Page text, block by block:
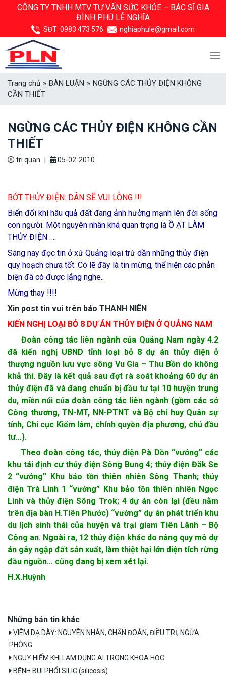
CÔNG TY TNHH MTV TƯ VẤN SỨC KHỎE – BÁC SĨ GIA
ĐÌNH PHÚ LỄ NGHĨA
SĐT: 0983 473 576 nghiaphule@gmail.com
Trang chủ » BÀN LUẬN » NGỪNG CÁC THỦY ĐIỆN KHÔNG
CẦN THIẾT
NGỪNG CÁC THỦY ĐIỆN KHÔNG CẦN
THIẾT
tri quan 05-02-2010
BỚT THỦY ĐIỆN: DÂN SẼ VUI LÒNG !!!
Biến đổi khí hâu quả đất đang ảnh hưởng mạnh lên đời sống
con người. Một nguyên nhân khá quan trọng là Ồ ẠT LÀM
THỦY ĐIỆN ….
Sáng nay đọc tin ở xứ Quảng loại trừ dần những thủy điện
quy hoạch chưa tốt. Có lẽ đây là tin mừng, thể hiện các phản
biện đã có được lắng nghe..
Mừng thay !!!!
Xin post tin vui trên báo THANH NIÊN
KIẾN NGHỊ LOẠI BỎ 8 DỰ ÁN THỦY ĐIỆN Ở QUẢNG NAM
Đoàn công tác liên ngành của Quảng Nam ngày 4.2
đã kiến nghị UBND tỉnh loại bỏ 8 dự án thủy điện ở
thượng nguồn lưu vực sông Vu Gia – Thu Bồn do không
khả thi. Đây là kết quả sau đợt rà soát khoảng 60 dự án
thủy điện đã và đang chuẩn bị đầu tư tại 10 huyện trung
du, miền núi của đoàn công tác liên ngành (gồm các sở
Công thương, TN-MT, NN-PTNT và Bộ chỉ huy Quân sự
tỉnh, Chi cục Kiểm lâm, chính quyền địa phương, chủ đầu
tư…).
Theo đoàn công tác, thủy điện Pà Dồn “vướng” các
khu tái định cư thủy điện Sông Bung 4; thủy điện Đăk Se
2 “vướng” Khu bảo tồn thiên nhiên Sông Thanh; thủy
điện Trà Linh 1 “vướng” Khu bảo tồn thiên nhiên Ngọc
Linh và thủy điện Sông Trok; 4 dự án còn lại (đều nằm
trên địa bàn H.Tiên Phước) “vướng” dự án phát triển khu
du lịch sinh thái của huyện và trại giam Tiên Lãnh – Bộ
Công an. Ngoài ra, 12 thủy điện khác do nâng quy mô dự
án gây ngập đất sản xuất, làm thiệt hại lớn diện tích rừng
đầu nguồn… cũng đang bị xem xét lại.
H.X.Huỳnh
Những bản tin khác
VIÊM DẠ DÀY: NGUYÊN NHÂN, CHẨN ĐOÁN, ĐIỀU TRỊ, NGỪA
PHÒNG
NGUY HIỂM KHI LẠM DỤNG AI TRONG KHOA HỌC
BỆNH BỤI PHỔI SILIC (silicosis)